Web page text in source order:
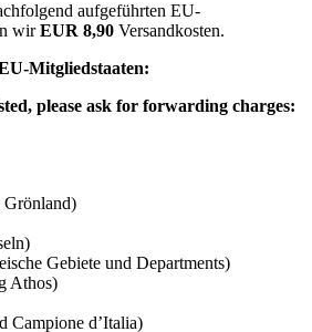
aufgeführten EU-
wirEUR 8,90 Versandkosten.
Mitgliedstaaten:
please ask for forwarding charges:
Grönland)
Gebiete und Departments)
Athos)
Campione d’Italia)